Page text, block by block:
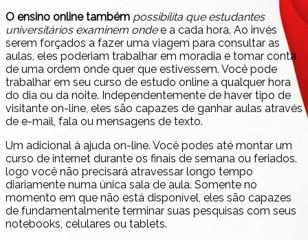
O ensino online também possibilita que estudantes
universitários examinem ondee a cada hora. Ao invés
serem forçados a fazer uma viagem para consultar as
aulas, eles poderiam trabalhar em moradia e tomar conta
de uma ordem onde quer que estivessem. Você pode
trabalhar em seu curso de estudo online a qualquer hora
do dia ou da noite. Independentemente de haver tipo de
visitante on-line, eles são capazes de ganhar aulas através
de e-mail, fala ou mensagens de texto.
Um adicional à ajuda on-line. Você podes até montar um
curso de internet durante os finais de semana ou feriados.
logo você não precisará atravessar longo tempo
diariamente numa única sala de aula. Somente no
momento em que não está disponível, eles são capazes
de fundamentalmente terminar suas pesquisas com seus
notebooks, celulares ou tablets.